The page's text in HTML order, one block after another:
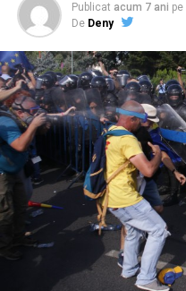
Publicat acum 7 ani pe
De Deny